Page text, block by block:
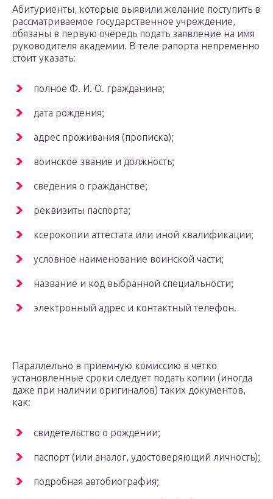
Абитуриенты, которые выявили желание поступить в
рассматриваемое государственное учреждение,
обязаны в первую очередь подать заявление на имя
руководителя академии. В теле рапорта непременно
стоит указать:
полное Ф. И. О. гражданина;
дата рождения;
адрес проживания (прописка);
воинское звание и должность;
сведения о гражданстве;
реквизиты паспорта;
ксерокопии аттестата или иной квалификации;
условное наименование воинской части;
название и код выбранной специальности;
электронный адрес и контактный телефон.
Параллельно в приемную комиссию в четко
установленные сроки следует подать копии (иногда
даже при наличии оригиналов) таких документов,
как:
свидетельство о рождении;
паспорт (или аналог, удостоверяющий личность);
подробная автобиография;